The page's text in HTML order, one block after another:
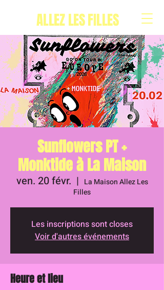
ALLEZ LES FILLES
Sunflowers PT +
Monktide à La Maison
ven. 20 févr.
  |
La Maison Allez Les
Filles
Les inscriptions sont closes
Voir d'autres événements
Heure et lieu